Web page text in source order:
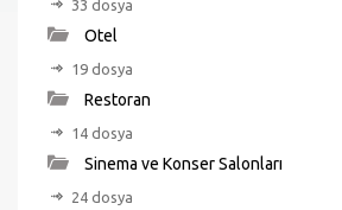
33 dosya
Otel
19 dosya
Restoran
14 dosya
Sinema ve Konser Salonları
24 dosya